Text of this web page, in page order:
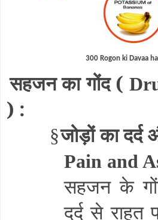
300 Rogon ki Davaa
सहजन का गोंद (
) :
§जोड़ों का दर्द
Pain and
सहजन के
दर्द से